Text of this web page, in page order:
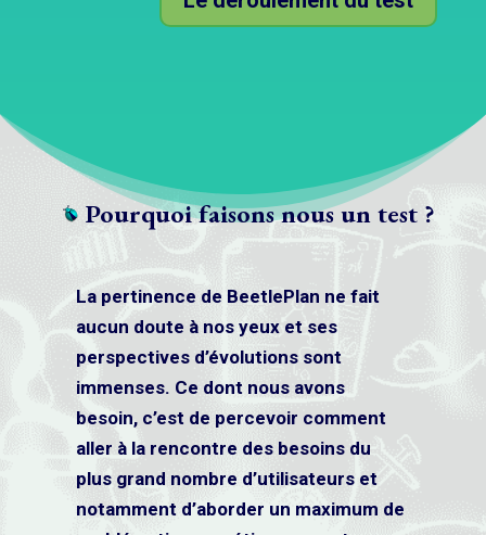
Pourquoi faisons nous un test ?
La pertinence de BeetlePlan ne fait
aucun doute à nos yeux et ses
perspectives d’évolutions sont
immenses. Ce dont nous avons
besoin, c’est de percevoir comment
aller à la rencontre des besoins du
plus grand nombre d’utilisateurs et
notamment d’aborder un maximum de